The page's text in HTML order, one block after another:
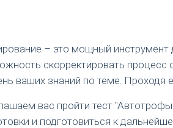
– это мощный инструмент
скорректировать процесс
ваших знаний по теме. Проходя
вас пройти тест
и подготовиться к